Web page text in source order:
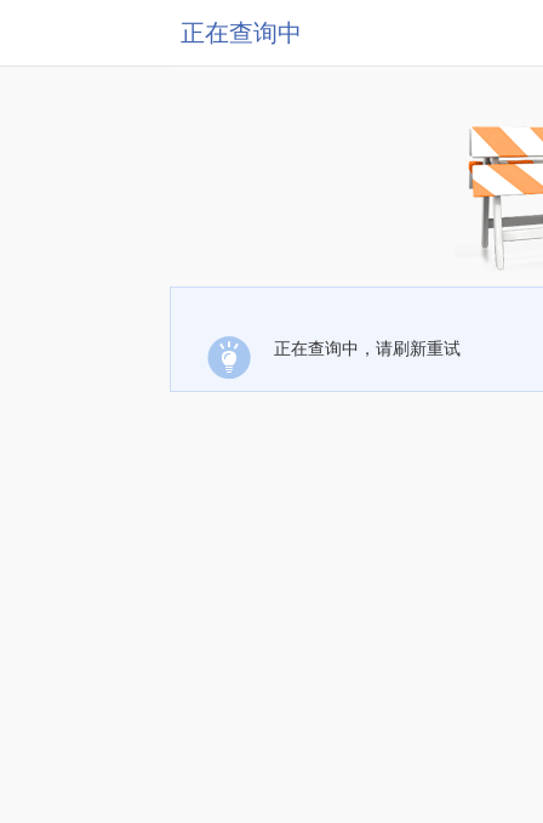
正在查询中
正在查询中，请刷新重试